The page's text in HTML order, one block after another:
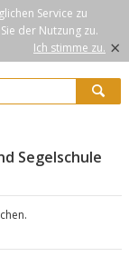
Service zu
der Nutzung zu.
Ich stimme zu. ×
Segelschule